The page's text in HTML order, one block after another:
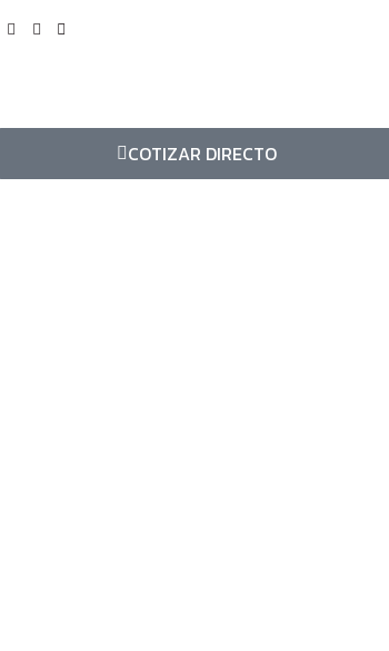
COTIZAR DIRECTO